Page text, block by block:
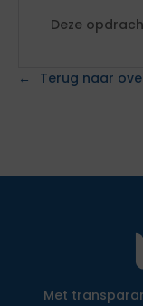
Deze
Terug naar
Met